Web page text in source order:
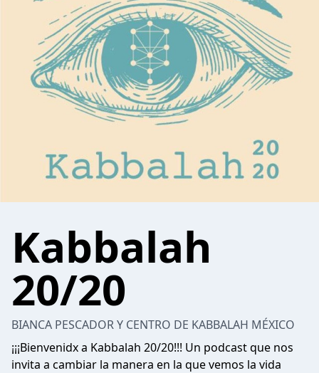
Kabbalah
20/20
BIANCA PESCADOR Y CENTRO DE KABBALAH MÉXICO
¡¡¡Bienvenidx a Kabbalah 20/20!!! Un podcast que nos
invita a cambiar la manera en la que vemos la vida